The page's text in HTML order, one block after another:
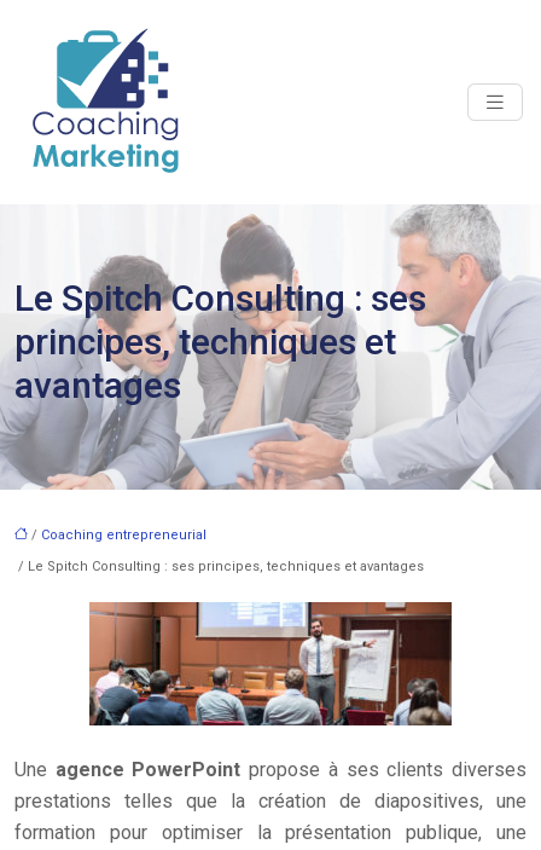
Le Spitch Consulting : ses
principes, techniques et
avantages
/ Coaching entrepreneurial
/ Le Spitch Consulting : ses principes, techniques et avantages
Une agence PowerPoint propose à ses clients diverses
prestations telles que la création de diapositives, une
formation pour optimiser la présentation publique, une